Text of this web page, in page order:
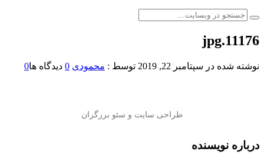
11176.jpg
نوشته شده در سپتامبر 22, 2019 توسط : محمودی 0 دیدگاه ها0
درباره نویسنده